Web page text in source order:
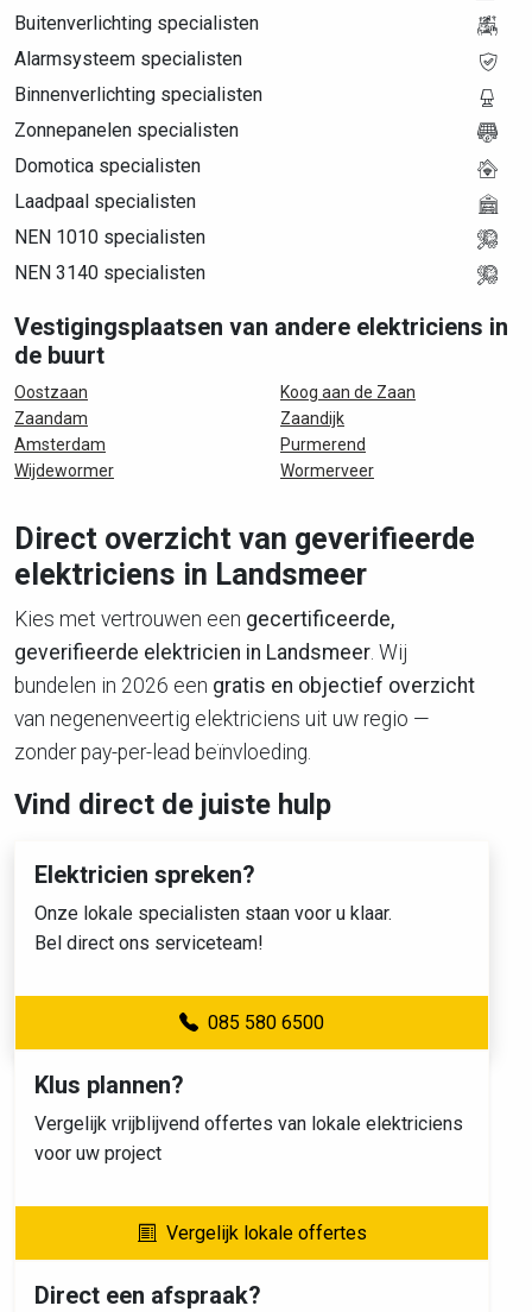
Buitenverlichting specialisten
Alarmsysteem specialisten
Binnenverlichting specialisten
Zonnepanelen specialisten
Domotica specialisten
Laadpaal specialisten
NEN 1010 specialisten
NEN 3140 specialisten
Vestigingsplaatsen van andere elektriciens in
de buurt
Oostzaan
Zaandam
Amsterdam
Wijdewormer
Koog aan de Zaan
Zaandijk
Purmerend
Wormerveer
Direct overzicht van geverifieerde
elektriciens in Landsmeer
Kies met vertrouwen een gecertificeerde,
geverifieerde elektricien in Landsmeer. Wij
bundelen in 2026 een gratis en objectief overzicht
van negenenveertig elektriciens uit uw regio —
zonder pay-per-lead beïnvloeding.
Vind direct de juiste hulp
Elektricien spreken?
Onze lokale specialisten staan voor u klaar.
Bel direct ons serviceteam!
085 580 6500
Klus plannen?
Vergelijk vrijblijvend offertes van lokale elektriciens
voor uw project
Vergelijk lokale offertes
Direct een afspraak?